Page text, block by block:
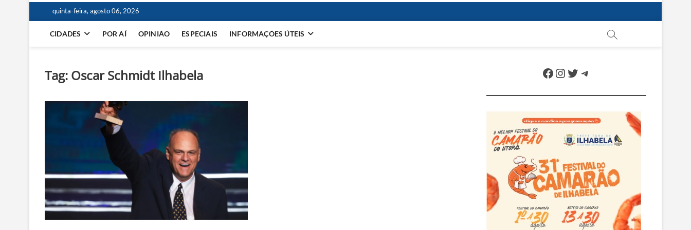
quinta-feira, agosto 06, 2026
CIDADES POR AÍ OPINIÃO ESPECIAIS INFORMAÇÕES ÚTEIS
Tag: Oscar Schmidt Ilhabela Facebook
Instagram
Twitter
Telegram